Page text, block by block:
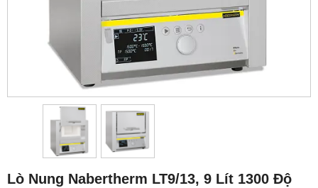
Lò Nung Nabertherm LT9/13, 9 Lít 1300 Độ